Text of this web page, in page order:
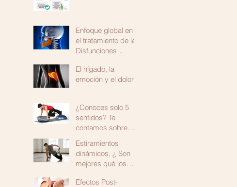
Enfoque global en
el tratamiento de las
Disfunciones
es
El hígado, la
emoción y el dolor
¿Conoces solo 5
sentidos? Te
contamos sobre
propiocepción
Estiramientos
dinámicos, ¿ Son
mejores qué los
Efectos Post-